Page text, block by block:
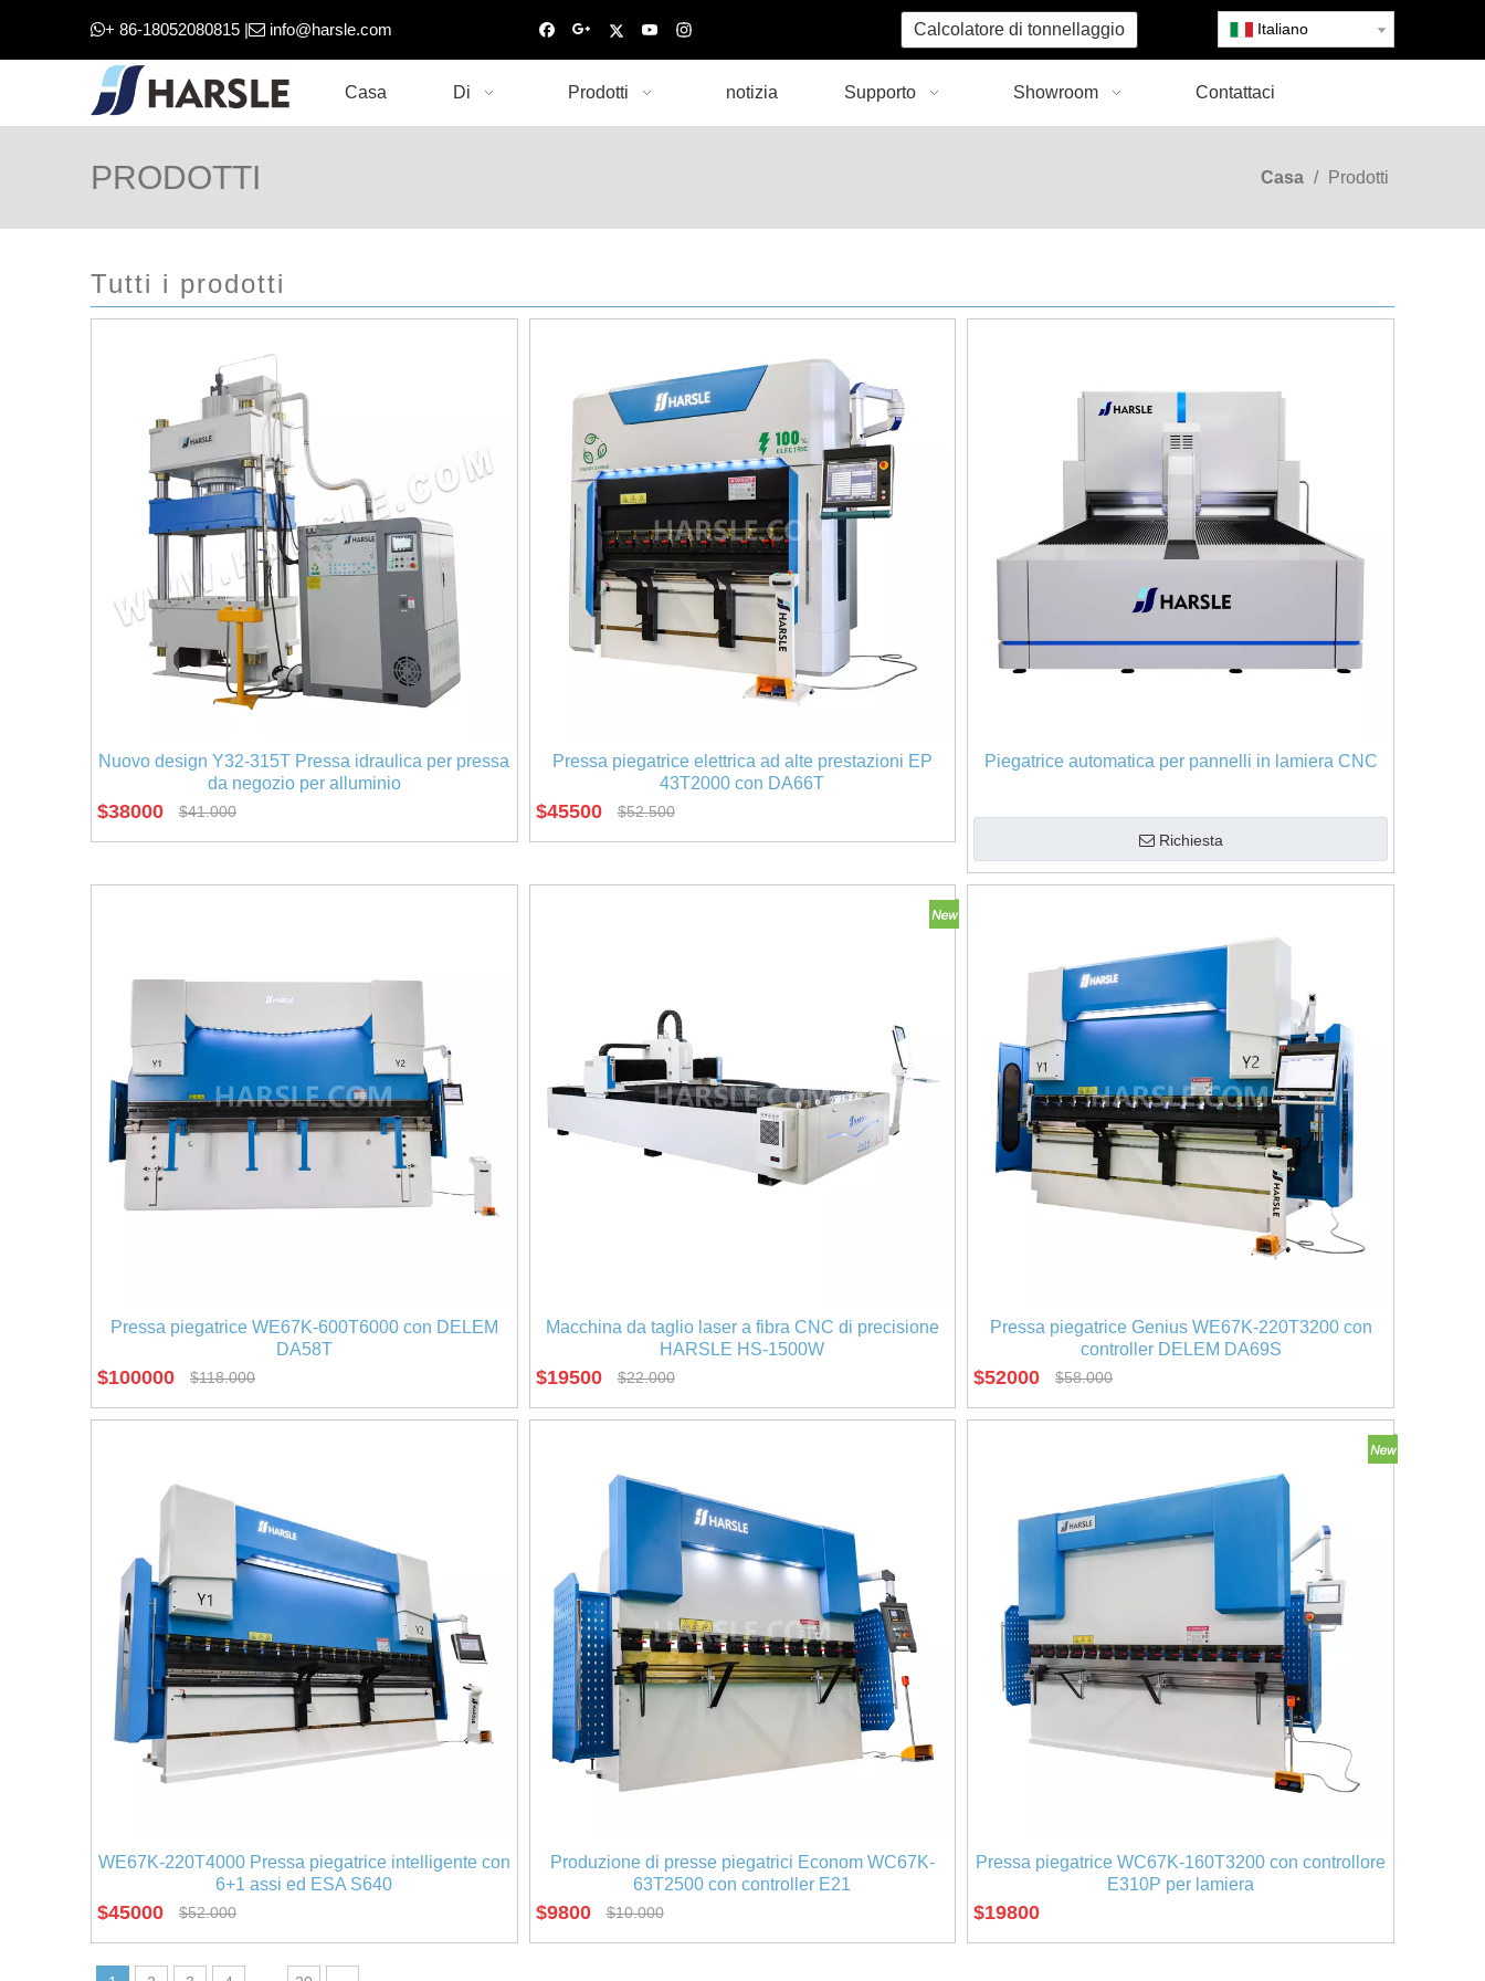
+ 86-18052080815 | info@harsle.com Calcolatore di tonnellaggio Italiano
Casa Di Prodotti notizia Supporto Showroom Contattaci
PRODOTTI Casa / Prodotti
Tutti i prodotti
Nuovo design Y32-315T Pressa idraulica per pressa
da negozio per alluminio
$38000 $41.000
Pressa piegatrice elettrica ad alte prestazioni EP
43T2000 con DA66T
$45500 $52.500
Piegatrice automatica per pannelli in lamiera CNC
Richiesta
Pressa piegatrice WE67K-600T6000 con DELEM
DA58T
$100000 $118.000
Macchina da taglio laser a fibra CNC di precisione
HARSLE HS-1500W
$19500 $22.000
Pressa piegatrice Genius WE67K-220T3200 con
controller DELEM DA69S
$52000 $58.000
WE67K-220T4000 Pressa piegatrice intelligente con
6+1 assi ed ESA S640
$45000 $52.000
Produzione di presse piegatrici Econom WC67K-
63T2500 con controller E21
$9800 $10.000
Pressa piegatrice WC67K-160T3200 con controllore
E310P per lamiera
$19800